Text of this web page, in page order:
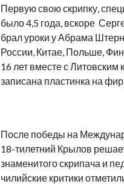
Первую свою скрипку,
было 4,5 года, вскоре
брал уроки у Абрама
России, Китае, Польше,
16 лет вместе с
записана пластинка на
После победы на
18-тилетний Крылов
знаменитого скрипача и
чилийские критики